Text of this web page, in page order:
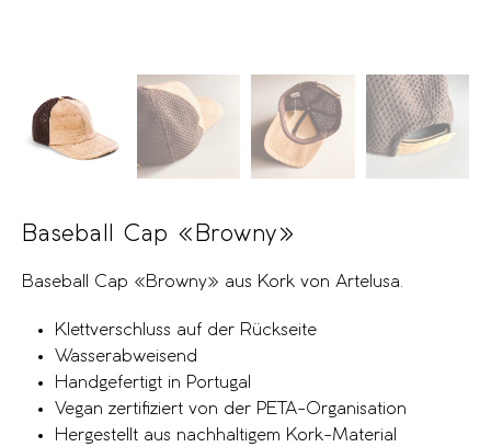
Baseball Cap «Browny»
Baseball Cap «Browny» aus Kork von Artelusa.
Klettverschluss auf der Rückseite
Wasserabweisend
Handgefertigt in Portugal
Vegan zertifiziert von der PETA-Organisation
Hergestellt aus nachhaltigem Kork-Material